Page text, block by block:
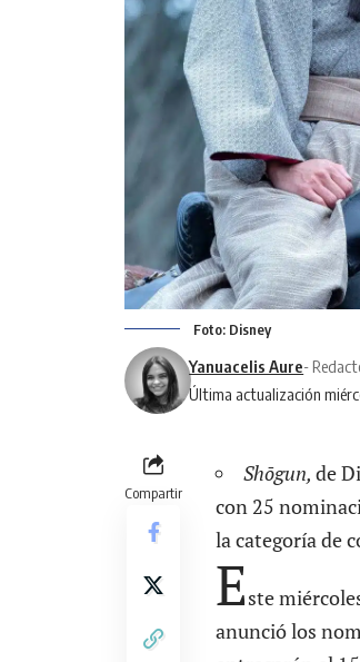
Foto: Disney
Última actualización
Yanuacelis Aure-
Compartir
Shōgun, de
con 25
la categoría de
Este
anunció los